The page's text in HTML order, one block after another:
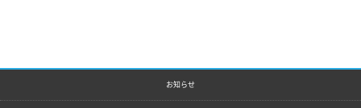
お知らせ